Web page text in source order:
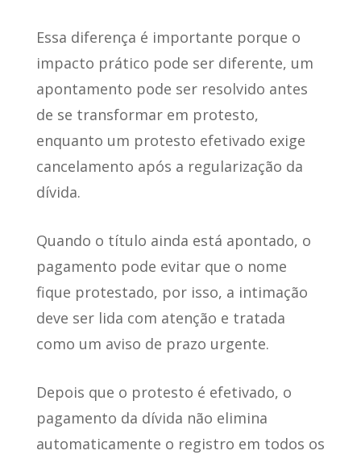
Essa diferença é importante porque o
impacto prático pode ser diferente, um
apontamento pode ser resolvido antes
de se transformar em protesto,
enquanto um protesto efetivado exige
cancelamento após a regularização da
dívida.
Quando o título ainda está apontado, o
pagamento pode evitar que o nome
fique protestado, por isso, a intimação
deve ser lida com atenção e tratada
como um aviso de prazo urgente.
Depois que o protesto é efetivado, o
pagamento da dívida não elimina
automaticamente o registro em todos os